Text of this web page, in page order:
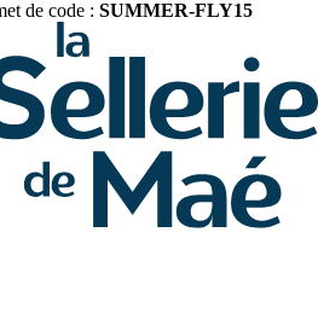
de code : SUMMER-FLY15